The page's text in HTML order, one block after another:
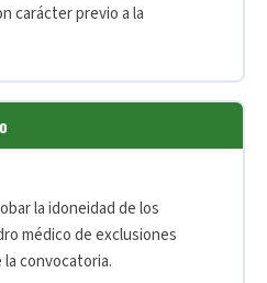
carácter previo a la
la idoneidad de los
médico de exclusiones
convocatoria.